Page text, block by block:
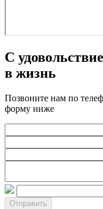
С
в жизнь
Позвоните нам по
форму ниже